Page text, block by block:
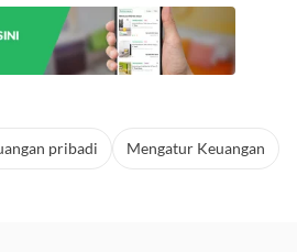
pribadi Mengatur Keuangan